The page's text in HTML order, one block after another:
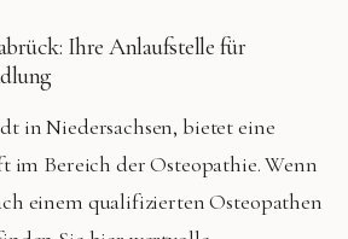
Ihre Anlaufstelle für
in Niedersachsen, bietet eine
im Bereich der Osteopathie. Wenn
einem qualifizierten Osteopathen